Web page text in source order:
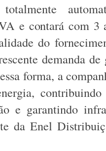
e contará com 3
do
demanda
forma, a
e garantindo
da Enel